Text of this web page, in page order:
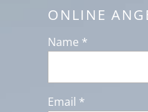
ONLINE
Name *
Email *